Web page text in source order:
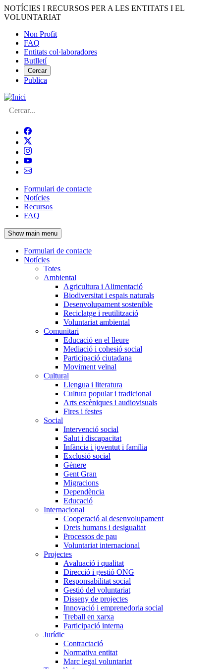
Vés
al
NOTÍCIES I RECURSOS PER A LES ENTITATS I EL
VOLUNTARIAT
Menú
del
compte
d'usuari
Non Profit
FAQ
Entitats col·laboradores
Butlletí
Cercar
Publica
Cerca
Navegació
principal
de
l'encapçalament
Formulari de contacte
Notícies
Recursos
FAQ
Show main menu
Navegació
principal
Formulari de contacte
Notícies
Totes
Ambiental
Agricultura i Alimentació
Biodiversitat i espais naturals
Desenvolupament sostenible
Reciclatge i reutilització
Voluntariat ambiental
Comunitari
Educació en el lleure
Mediació i cohesió social
Participació ciutadana
Moviment veïnal
Cultural
Llengua i literatura
Cultura popular i tradicional
Arts escèniques i audiovisuals
Fires i festes
Social
Intervenció social
Salut i discapacitat
Infància i joventut i família
Exclusió social
Gènere
Gent Gran
Migracions
Dependència
Educació
Internacional
Cooperació al desenvolupament
Drets humans i desigualtat
Processos de pau
Voluntariat internacional
Projectes
Avaluació i qualitat
Direcció i gestió ONG
Responsabilitat social
Gestió del voluntariat
Disseny de projectes
Innovació i emprenedoria social
Treball en xarxa
Participació interna
Jurídic
Contractació
Normativa entitat
Marc legal voluntariat